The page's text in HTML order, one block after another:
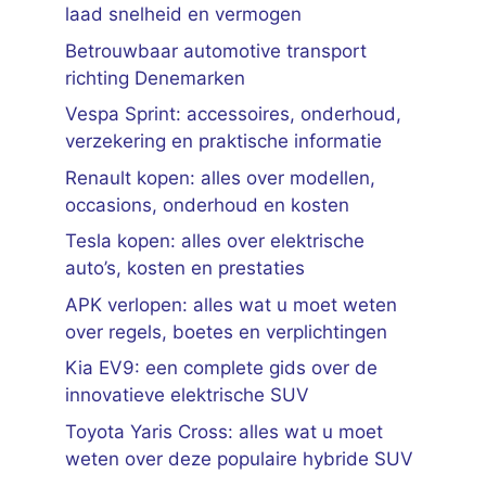
laad snelheid en vermogen
Betrouwbaar automotive transport
richting Denemarken
Vespa Sprint: accessoires, onderhoud,
verzekering en praktische informatie
Renault kopen: alles over modellen,
occasions, onderhoud en kosten
Tesla kopen: alles over elektrische
auto’s, kosten en prestaties
APK verlopen: alles wat u moet weten
over regels, boetes en verplichtingen
Kia EV9: een complete gids over de
innovatieve elektrische SUV
Toyota Yaris Cross: alles wat u moet
weten over deze populaire hybride SUV